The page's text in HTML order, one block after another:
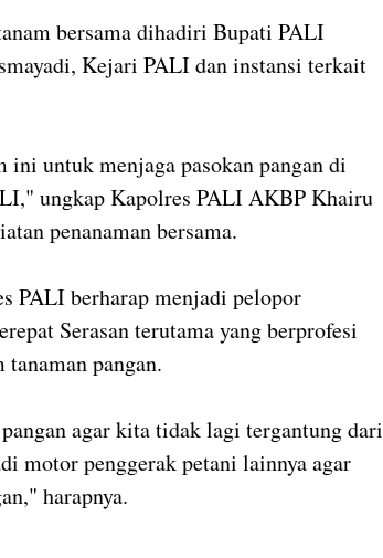
bersama dihadiri Bupati PALI
Kejari PALI dan instansi terkait
untuk menjaga pasokan pangan di
ungkap Kapolres PALI AKBP Khairu
penanaman bersama.
PALI berharap menjadi pelopor
Serasan terutama yang berprofesi
tanaman pangan.
agar kita tidak lagi tergantung dari
motor penggerak petani lainnya agar
harapnya.